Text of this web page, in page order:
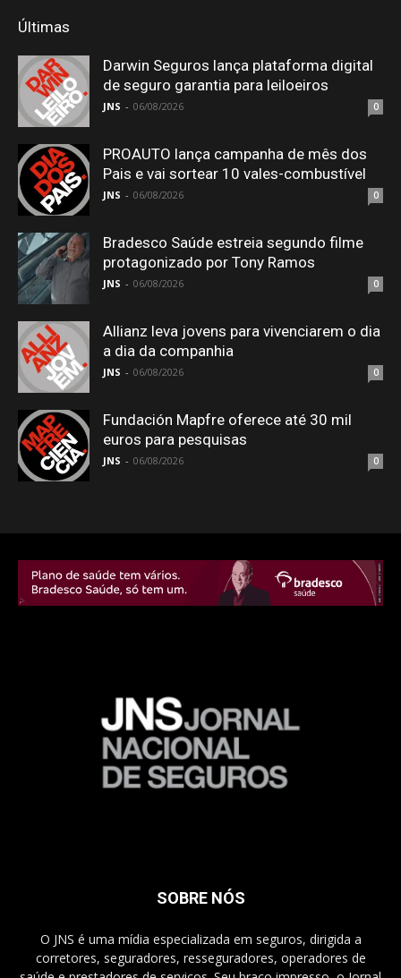
Últimas
Darwin Seguros lança plataforma digital
de seguro garantia para leiloeiros
JNS - 06/08/2026 0
PROAUTO lança campanha de mês dos
Pais e vai sortear 10 vales-combustível
JNS - 06/08/2026 0
Bradesco Saúde estreia segundo filme
protagonizado por Tony Ramos
JNS - 06/08/2026 0
Allianz leva jovens para vivenciarem o dia
a dia da companhia
JNS - 06/08/2026 0
Fundación Mapfre oferece até 30 mil
euros para pesquisas
JNS - 06/08/2026 0
SOBRE NÓS
O JNS é uma mídia especializada em seguros, dirigida a
corretores, seguradores, resseguradores, operadores de